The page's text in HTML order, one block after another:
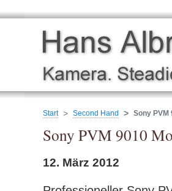
Start Second Hand Sony PVM
Sony PVM 9010
12. März 2012